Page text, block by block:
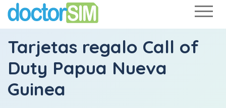
Tarjetas regalo Call of
Duty Papua Nueva
Guinea